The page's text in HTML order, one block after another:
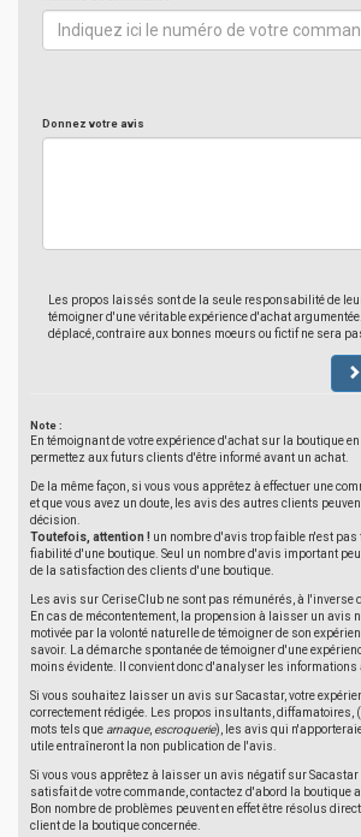
Donnez votre avis
Les propos laissés sont de la seule responsabilité de
témoigner d'une véritable expérience d'achat
déplacé, contraire aux bonnes moeurs ou fictif ne sera
Note :
En témoignant de votre expérience d'achat sur la boutique
permettez aux futurs clients d'être informé avant un achat.
De la même façon, si vous vous apprêtez à effectuer une
et que vous avez un doute, les avis des autres clients
décision.
Toutefois, attention ! un nombre d'avis trop faible n'est pas
fiabilité d'une boutique. Seul un nombre d'avis important
de la satisfaction des clients d'une boutique.
Les avis sur CeriseClub ne sont pas rémunérés, à l'inverse
En cas de mécontentement, la propension à laisser un avis
motivée par la volonté naturelle de témoigner de son
savoir. La démarche spontanée de témoigner d'une
moins évidente. Il convient donc d'analyser les informations
Si vous souhaitez laisser un avis sur Sacastar, votre
correctement rédigée. Les propos insultants, diffamatoires,
mots tels que arnaque, escroquerie), les avis qui
utile entraîneront la non publication de l'avis.
Si vous vous apprêtez à laisser un avis négatif sur Sacastar
satisfait de votre commande, contactez d'abord la boutique
Bon nombre de problèmes peuvent en effet être résolus
client de la boutique concernée.